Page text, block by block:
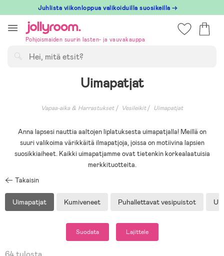
till
innehållet
Juhlista viikonloppua valikoiduilla suosikeilla →
Pohjoismaiden suurin lasten- ja vauvakauppa
Uimapatjat
Vapaa-aika & Harrastukset Vesileikit Uimapatjat
Anna lapsesi nauttia aaltojen liplatuksesta uimapatjalla! Meillä on
suuri valikoima värikkäitä ilmapatjoja, joissa on motiivina lapsien
suosikkiaiheet. Kaikki uimapatjamme ovat tietenkin korkealaatuisia
merkkituotteita.
Takaisin
Uimapatjat Kumiveneet Puhallettavat vesipuistot
Suodata Lajittele